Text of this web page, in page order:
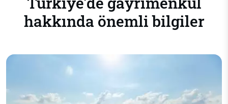
hakkında önemli bilgiler